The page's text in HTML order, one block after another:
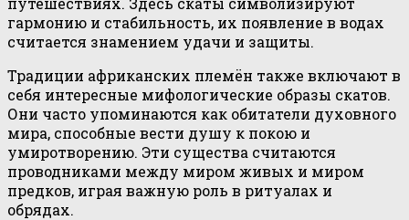
гармонию и стабильность, их появление в водах
считается знамением удачи и защиты.
Традиции африканских племён также включают в
себя интересные мифологические образы скатов.
Они часто упоминаются как обитатели духовного
мира, способные вести душу к покою и
умиротворению. Эти существа считаются
проводниками между миром живых и миром
предков, играя важную роль в ритуалах и
обрядах.